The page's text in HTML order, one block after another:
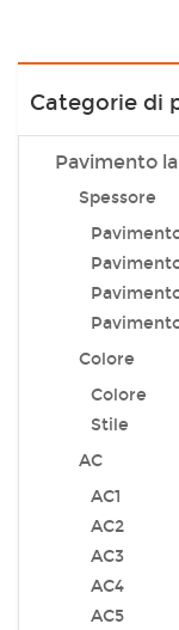
Categorie di
Pavimento
Spessore
Colore
Colore
Stile
AC
AC1
AC2
AC3
AC4
AC5